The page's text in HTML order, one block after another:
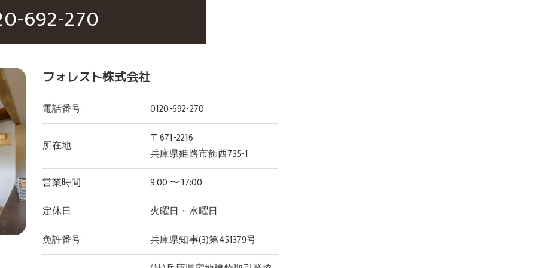
692-270
フォレスト株式会社
電話番号 0120-692-270
所在地
〒671-2216
兵庫県姫路市飾西735-1
営業時間
9:00 〜 17:00
定休日
火曜日・水曜日
免許番号
兵庫県知事(3)第451379号